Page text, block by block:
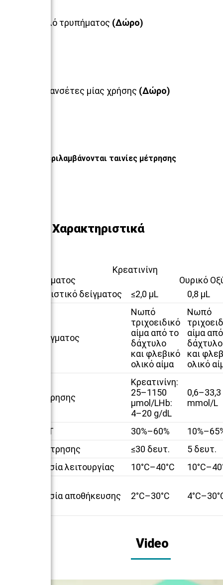
1 Στυλό τρυπήματος (Δώρο)
50 × Λανσέτες μίας χρήσης (Δώρο)
Δεν περιλαμβάνονται ταινίες μέτρησης
Τεχνικά Χαρακτηριστικά
Γλυκόζη Αίματος Ουρικό
Χαρακτηριστικό δείγματος
≤2,0 μL 0,8 μL
Τύπος δείγματος
Νωπό
τριχοειδικό
αίμα από το
δάχτυλο
και φλεβικό
ολικό αίμα
Νωπό
αίμα
δάχτυλο
και
ολικό
Εύρος μέτρησης
Κρεατινίνη:
25–1150
μmol/LHb:
4–20 g/dL
0,6–33,3
mmol/L
Εύρος HCT 30%–60%
Χρόνος μέτρησης
≤30 δευτ.
5 δευτ.
Θερμοκρασία λειτουργίας
10°C–40°C
Θερμοκρασία αποθήκευσης 2°C–30°C
Video